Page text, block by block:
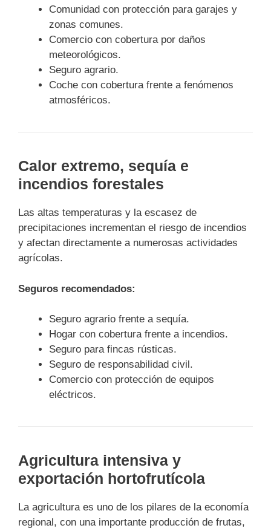
Comunidad con protección para garajes y
zonas comunes.
Comercio con cobertura por daños
meteorológicos.
Seguro agrario.
Coche con cobertura frente a fenómenos
atmosféricos.
Calor extremo, sequía e
incendios forestales
Las altas temperaturas y la escasez de
precipitaciones incrementan el riesgo de incendios
y afectan directamente a numerosas actividades
agrícolas.
Seguros recomendados:
Seguro agrario frente a sequía.
Hogar con cobertura frente a incendios.
Seguro para fincas rústicas.
Seguro de responsabilidad civil.
Comercio con protección de equipos
eléctricos.
Agricultura intensiva y
exportación hortofrutícola
La agricultura es uno de los pilares de la economía
regional, con una importante producción de frutas,